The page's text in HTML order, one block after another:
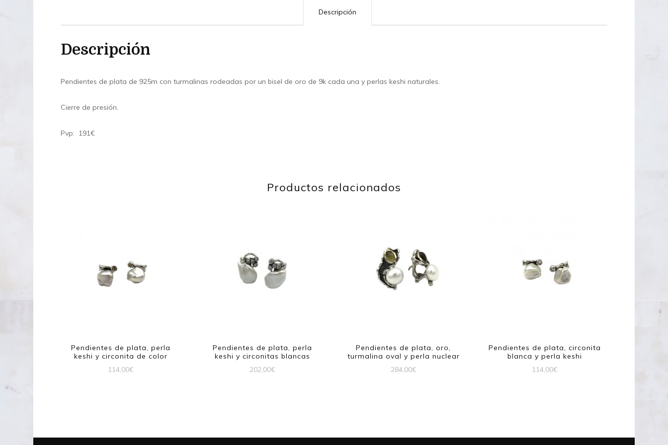
Descripción
Descripción
Pendientes de plata de 925m con turmalinas rodeadas por un bisel de oro de 9k cada una y perlas keshi naturales.
Cierre de presión.
Pvp: 191€
Productos relacionados
Pendientes de plata, perla
keshi y circonita de color
114,00€
Pendientes de plata, perla
keshi y circonitas blancas
202,00€
Pendientes de plata, oro,
turmalina oval y perla nuclear
284,00€
Pendientes de plata, circonita
blanca y perla keshi
114,00€